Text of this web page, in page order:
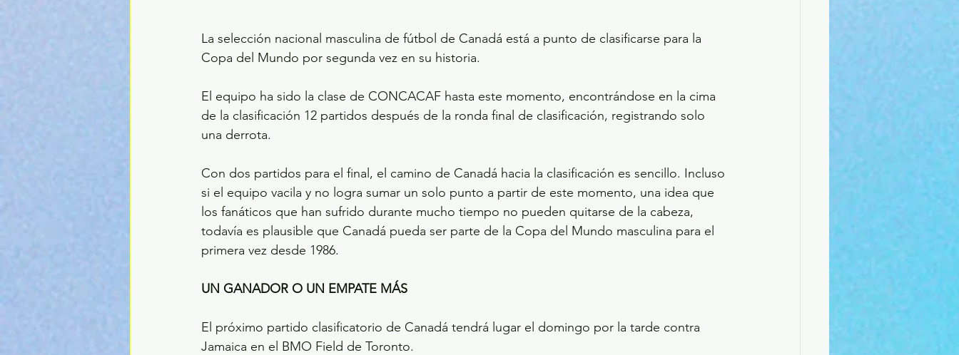
La selección nacional masculina de fútbol de Canadá está a punto de clasificarse para la
Copa del Mundo por segunda vez en su historia.
El equipo ha sido la clase de CONCACAF hasta este momento, encontrándose en la cima
de la clasificación 12 partidos después de la ronda final de clasificación, registrando solo
una derrota.
Con dos partidos para el final, el camino de Canadá hacia la clasificación es sencillo. Incluso
si el equipo vacila y no logra sumar un solo punto a partir de este momento, una idea que
los fanáticos que han sufrido durante mucho tiempo no pueden quitarse de la cabeza,
todavía es plausible que Canadá pueda ser parte de la Copa del Mundo masculina para el
primera vez desde 1986.
UN GANADOR O UN EMPATE MÁS
El próximo partido clasificatorio de Canadá tendrá lugar el domingo por la tarde contra
Jamaica en el BMO Field de Toronto.